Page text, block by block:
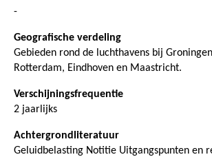
-
Geografische verdeling
Gebieden rond de luchthavens bij
Rotterdam, Eindhoven en Maastricht.
Verschijningsfrequentie
2 jaarlijks
Achtergrondliteratuur
Geluidbelasting Notitie Uitgangspunten en